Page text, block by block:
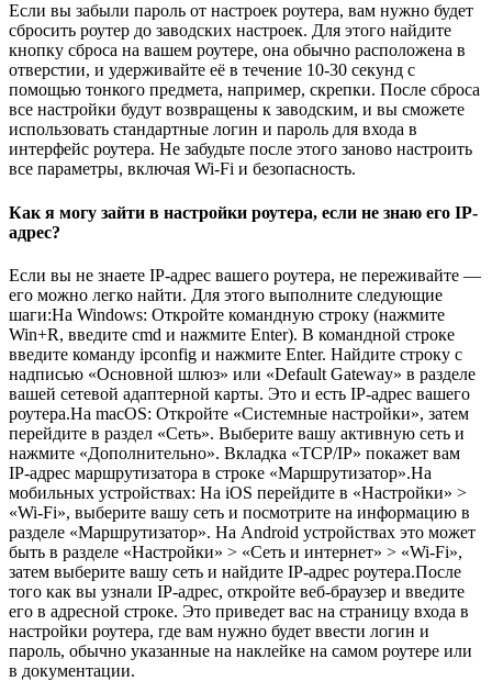
Если вы забыли пароль от настроек роутера, вам нужно будет
сбросить роутер до заводских настроек. Для этого найдите
кнопку сброса на вашем роутере, она обычно расположена в
отверстии, и удерживайте её в течение 10-30 секунд с
помощью тонкого предмета, например, скрепки. После сброса
все настройки будут возвращены к заводским, и вы сможете
использовать стандартные логин и пароль для входа в
интерфейс роутера. Не забудьте после этого заново настроить
все параметры, включая Wi-Fi и безопасность.
Как я могу зайти в настройки роутера, если не знаю его IP-
адрес?
Если вы не знаете IP-адрес вашего роутера, не переживайте —
его можно легко найти. Для этого выполните следующие
шаги:На Windows: Откройте командную строку (нажмите
Win+R, введите cmd и нажмите Enter). В командной строке
введите команду ipconfig и нажмите Enter. Найдите строку с
надписью «Основной шлюз» или «Default Gateway» в разделе
вашей сетевой адаптерной карты. Это и есть IP-адрес вашего
роутера.На macOS: Откройте «Системные настройки», затем
перейдите в раздел «Сеть». Выберите вашу активную сеть и
нажмите «Дополнительно». Вкладка «TCP/IP» покажет вам
IP-адрес маршрутизатора в строке «Маршрутизатор».На
мобильных устройствах: На iOS перейдите в «Настройки» >
«Wi-Fi», выберите вашу сеть и посмотрите на информацию в
разделе «Маршрутизатор». На Android устройствах это может
быть в разделе «Настройки» > «Сеть и интернет» > «Wi-Fi»,
затем выберите вашу сеть и найдите IP-адрес роутера.После
того как вы узнали IP-адрес, откройте веб-браузер и введите
его в адресной строке. Это приведет вас на страницу входа в
настройки роутера, где вам нужно будет ввести логин и
пароль, обычно указанные на наклейке на самом роутере или
в документации.